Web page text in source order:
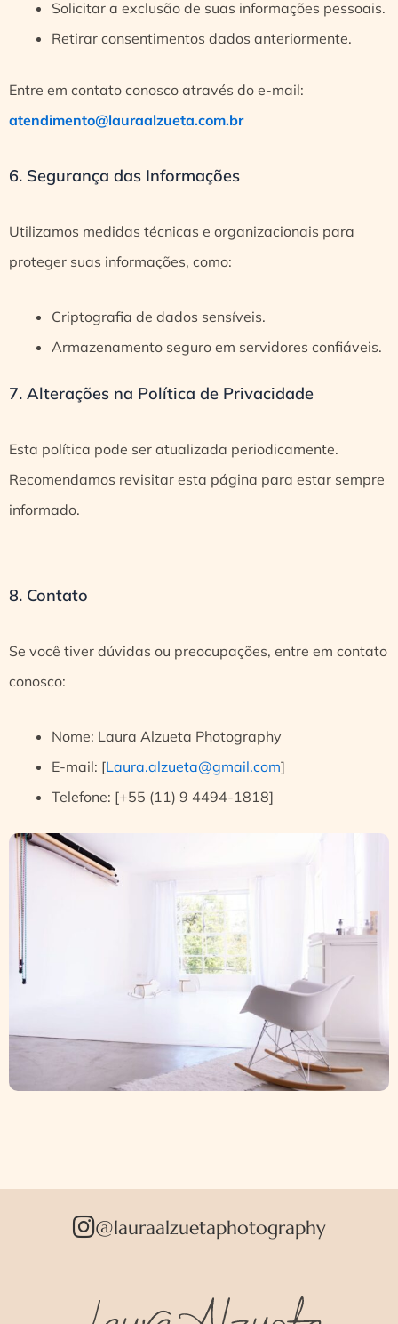
Solicitar a exclusão de suas informações pessoais.
Retirar consentimentos dados anteriormente.
Entre em contato conosco através do e-mail:
atendimento@lauraalzueta.com.br
6. Segurança das Informações
Utilizamos medidas técnicas e organizacionais para
proteger suas informações, como:
Criptografia de dados sensíveis.
Armazenamento seguro em servidores confiáveis.
7. Alterações na Política de Privacidade
Esta política pode ser atualizada periodicamente.
Recomendamos revisitar esta página para estar sempre
informado.
8. Contato
Se você tiver dúvidas ou preocupações, entre em contato
conosco:
Nome: Laura Alzueta Photography
E-mail: [Laura.alzueta@gmail.com]
Telefone: [+55 (11) 9 4494-1818]
@lauraalzuetaphotography